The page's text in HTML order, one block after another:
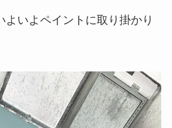
よいよペイントに取り掛かり